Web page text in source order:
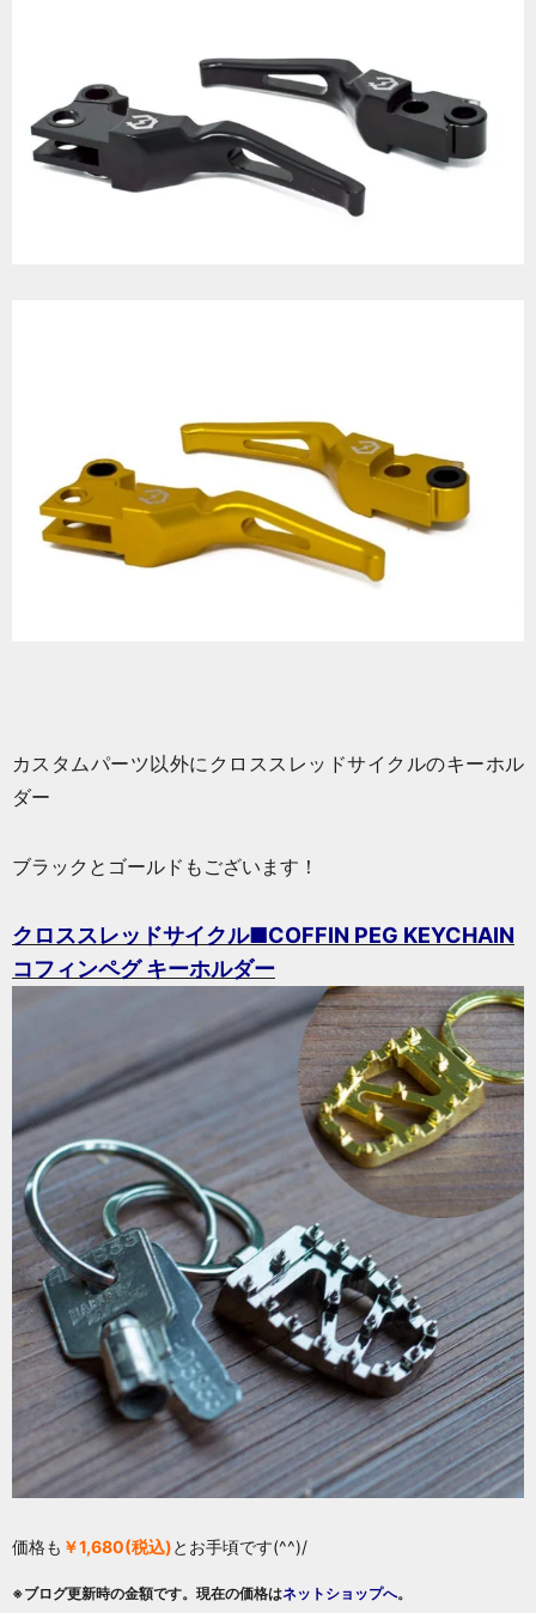
カスタムパーツ以外にクロススレッドサイクルのキーホル
ダー
ブラックとゴールドもございます！
クロススレッドサイクル■COFFIN PEG KEYCHAIN
コフィンペグ キーホルダー
価格も ￥1,680(税込)とお手頃です(^^)/
※ブログ更新時の金額です。現在の価格はネットショップへ。